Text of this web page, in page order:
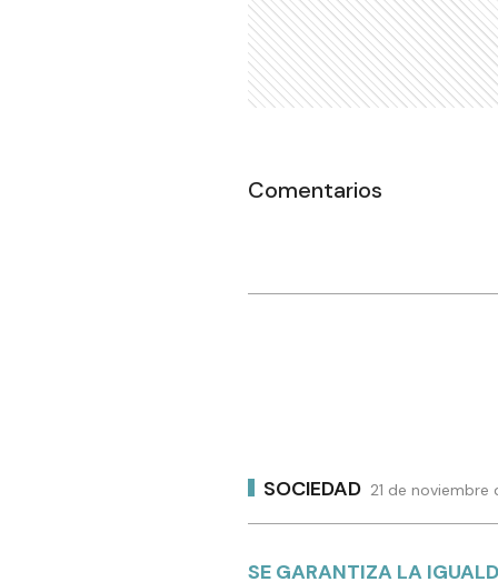
Comentarios
SOCIEDAD 21 de noviembre
SE GARANTIZA LA